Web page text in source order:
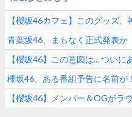
【櫻坂46カフェ】このグッズ、
青葉坂46、まもなく正式発表か
【櫻坂46】この意図は... ついに
櫻坂46、ある番組予告に名前が
【櫻坂46】メンバー＆OGがラ